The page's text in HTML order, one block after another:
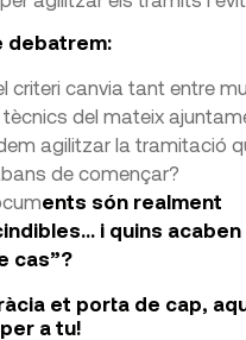
debatrem:
criteri canvia tant entre
del mateix
agilitzar la tramitació
de començar?
ents són realment
i quins
cas”?
et porta de cap,
a tu!